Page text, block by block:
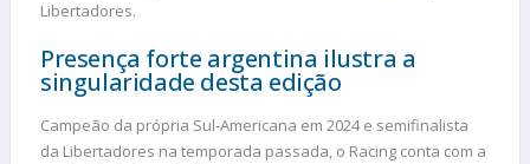
Libertadores.
Presença forte argentina ilustra a
singularidade desta edição
Campeão da própria Sul-Americana em 2024 e semifinalista
da Libertadores na temporada passada, o Racing conta com a